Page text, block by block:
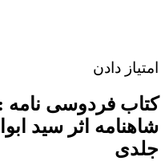
امتیاز دادن
کتاب فردوسی نامه
جلدی